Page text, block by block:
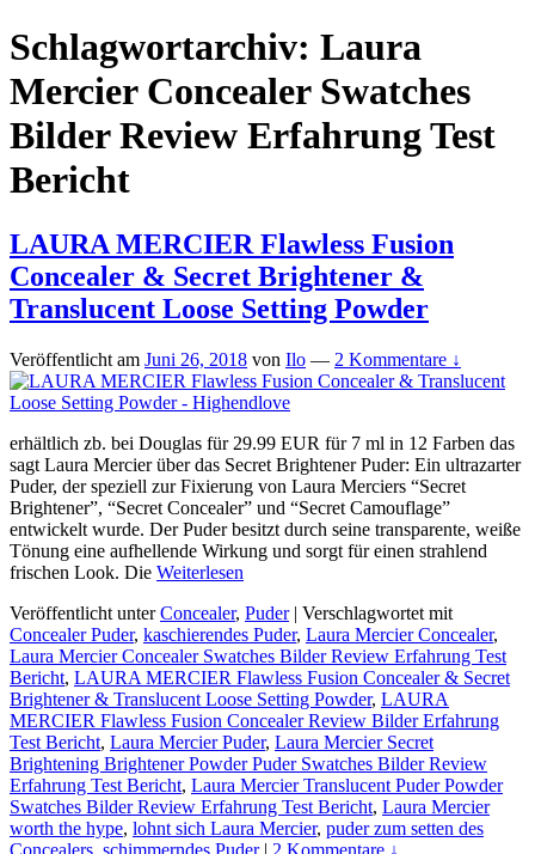
Schlagwortarchiv: Laura
Mercier Concealer Swatches
Bilder Review Erfahrung Test
Bericht
LAURA MERCIER Flawless Fusion
Concealer & Secret Brightener &
Translucent Loose Setting Powder
Veröffentlicht am Juni 26, 2018 von Ilo — 2 Kommentare ↓
erhältlich zb. bei Douglas für 29.99 EUR für 7 ml in 12 Farben das
sagt Laura Mercier über das Secret Brightener Puder: Ein ultrazarter
Puder, der speziell zur Fixierung von Laura Merciers “Secret
Brightener”, “Secret Concealer” und “Secret Camouflage”
entwickelt wurde. Der Puder besitzt durch seine transparente, weiße
Tönung eine aufhellende Wirkung und sorgt für einen strahlend
frischen Look. Die Weiterlesen
Veröffentlicht unter Concealer, Puder | Verschlagwortet mit
Concealer Puder, kaschierendes Puder, Laura Mercier Concealer,
Laura Mercier Concealer Swatches Bilder Review Erfahrung Test
Bericht, LAURA MERCIER Flawless Fusion Concealer & Secret
Brightener & Translucent Loose Setting Powder, LAURA
MERCIER Flawless Fusion Concealer Review Bilder Erfahrung
Test Bericht, Laura Mercier Puder, Laura Mercier Secret
Brightening Brightener Powder Puder Swatches Bilder Review
Erfahrung Test Bericht, Laura Mercier Translucent Puder Powder
Swatches Bilder Review Erfahrung Test Bericht, Laura Mercier
worth the hype, lohnt sich Laura Mercier, puder zum setten des
Concealers schimmerndes Puder | 2 Kommentare ↓